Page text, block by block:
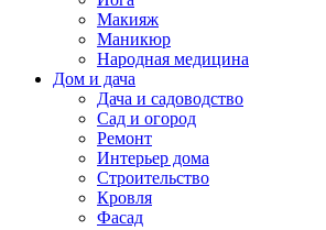
Макияж
Маникюр
Народная медицина
Дом и дача
Дача и садоводство
Сад и огород
Ремонт
Интерьер дома
Строительство
Кровля
Фасад